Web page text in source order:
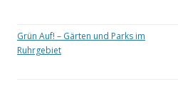
Grün Auf! – Gärten und Parks im
Ruhrgebiet